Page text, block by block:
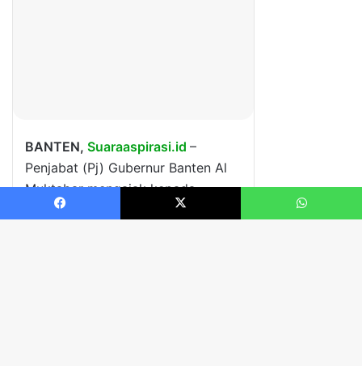
Facebook X WhatsApp